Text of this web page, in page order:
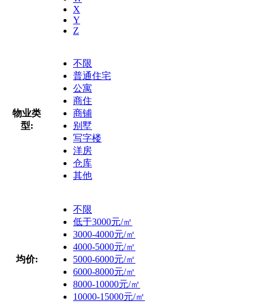
X
Y
Z
物业类
型:
不限
普通住宅
公寓
商住
商铺
别墅
写字楼
洋房
仓库
其他
均价:
不限
低于3000元/㎡
3000-4000元/㎡
4000-5000元/㎡
5000-6000元/㎡
6000-8000元/㎡
8000-10000元/㎡
10000-15000元/㎡